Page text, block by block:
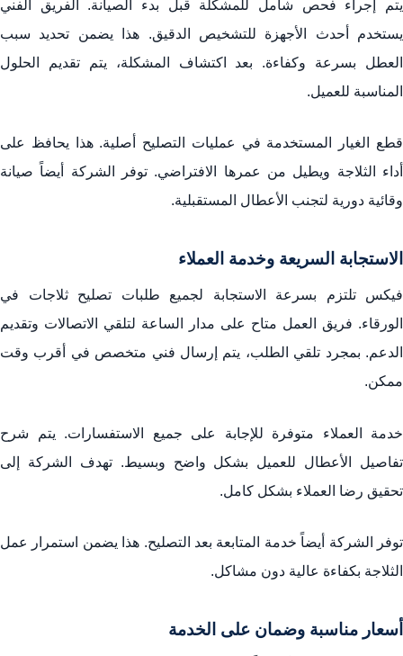
يتم إجراء فحص شامل للمشكلة قبل بدء الصيانة. الفريق الفني
يستخدم أحدث الأجهزة للتشخيص الدقيق. هذا يضمن تحديد سبب
العطل بسرعة وكفاءة. بعد اكتشاف المشكلة، يتم تقديم الحلول
المناسبة للعميل.
قطع الغيار المستخدمة في عمليات التصليح أصلية. هذا يحافظ على
أداء الثلاجة ويطيل من عمرها الافتراضي. توفر الشركة أيضاً صيانة
وقائية دورية لتجنب الأعطال المستقبلية.
الاستجابة السريعة وخدمة العملاء
فيكس تلتزم بسرعة الاستجابة لجميع طلبات تصليح ثلاجات في
الورقاء. فريق العمل متاح على مدار الساعة لتلقي الاتصالات وتقديم
الدعم. بمجرد تلقي الطلب، يتم إرسال فني متخصص في أقرب وقت
ممكن.
خدمة العملاء متوفرة للإجابة على جميع الاستفسارات. يتم شرح
تفاصيل الأعطال للعميل بشكل واضح وبسيط. تهدف الشركة إلى
تحقيق رضا العملاء بشكل كامل.
توفر الشركة أيضاً خدمة المتابعة بعد التصليح. هذا يضمن استمرار عمل
الثلاجة بكفاءة عالية دون مشاكل.
أسعار مناسبة وضمان على الخدمة